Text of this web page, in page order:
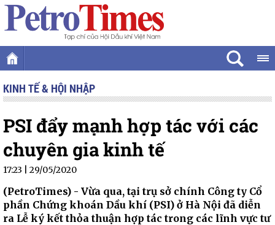
KINH TẾ & HỘI NHẬP
PSI đẩy mạnh hợp tác với các
chuyên gia kinh tế
17:23 | 29/05/2020
(PetroTimes) - Vừa qua, tại trụ sở chính Công ty Cổ
phần Chứng khoán Dầu khí (PSI) ở Hà Nội đã diễn
ra Lễ ký kết thỏa thuận hợp tác trong các lĩnh vực tư